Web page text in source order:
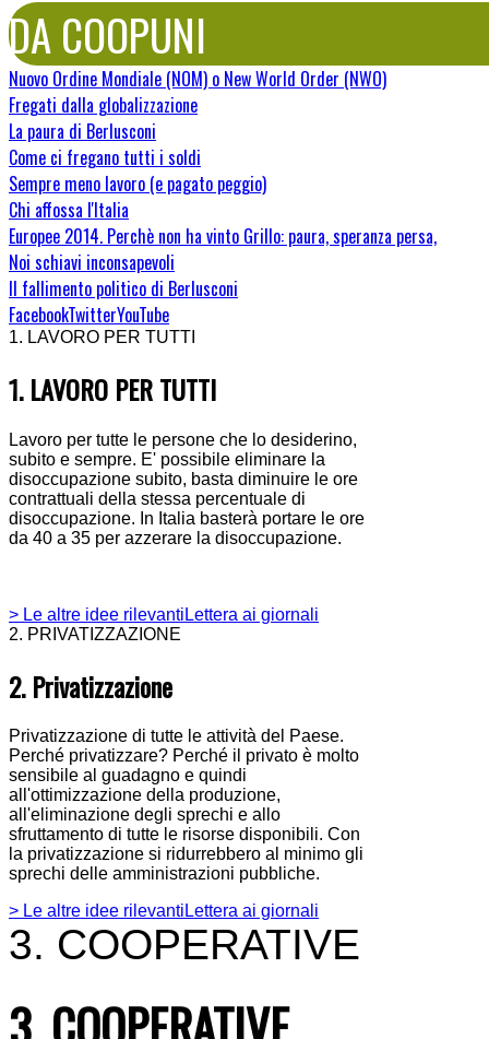
DA COOPUNI
Nuovo Ordine Mondiale (NOM) o New World Order (NWO)
Fregati dalla globalizzazione
La paura di Berlusconi
Come ci fregano tutti i soldi
Sempre meno lavoro (e pagato peggio)
Chi affossa l'Italia
Europee 2014. Perchè non ha vinto Grillo: paura, speranza persa,
Noi schiavi inconsapevoli
Il fallimento politico di Berlusconi
FacebookTwitterYouTube
1. LAVORO PER TUTTI
1. LAVORO PER TUTTI
Lavoro per tutte le persone che lo desiderino,
subito e sempre. E' possibile eliminare la
disoccupazione subito, basta diminuire le ore
contrattuali della stessa percentuale di
disoccupazione. In Italia basterà portare le ore
da 40 a 35 per azzerare la disoccupazione.
> Le altre idee rilevanti Lettera ai giornali
2. PRIVATIZZAZIONE
2. Privatizzazione
Privatizzazione di tutte le attività del Paese.
Perché privatizzare? Perché il privato è molto
sensibile al guadagno e quindi
all'ottimizzazione della produzione,
all'eliminazione degli sprechi e allo
sfruttamento di tutte le risorse disponibili. Con
la privatizzazione si ridurrebbero al minimo gli
sprechi delle amministrazioni pubbliche.
> Le altre idee rilevantiLettera ai giornali
3. COOPERATIVE